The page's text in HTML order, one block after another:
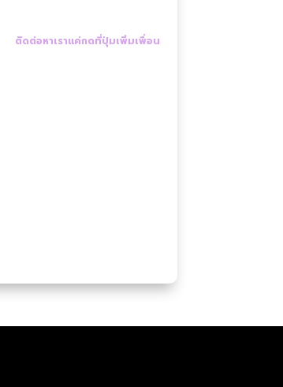
ติดต่อหาเราแค่กดที่ปุ่มเพิ่มเพื่อน